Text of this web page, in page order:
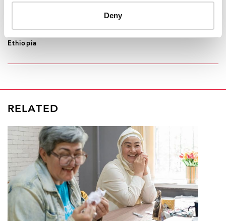
Deny
REGION/COUNTRY
Ethiopia
RELATED